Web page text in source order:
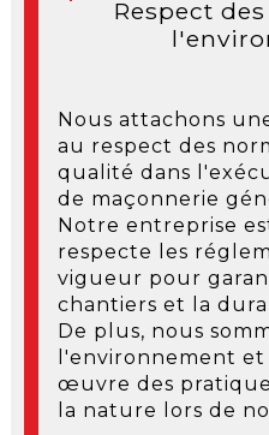
Respect
Nous attachons
au respect des
qualité dans
de maçonnerie
Notre entreprise
respecte les
vigueur pour
chantiers et la
De plus, nous
l'environnement
œuvre des
la nature lors de